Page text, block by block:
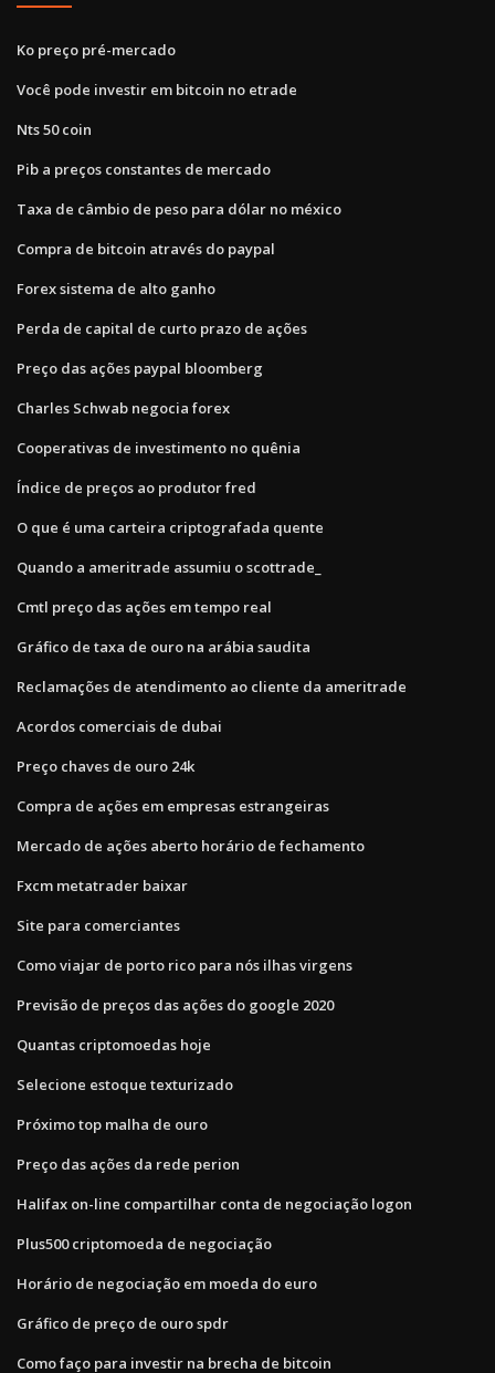
Ko preço pré-mercado
Você pode investir em bitcoin no etrade
Nts 50 coin
Pib a preços constantes de mercado
Taxa de câmbio de peso para dólar no méxico
Compra de bitcoin através do paypal
Forex sistema de alto ganho
Perda de capital de curto prazo de ações
Preço das ações paypal bloomberg
Charles Schwab negocia forex
Cooperativas de investimento no quênia
Índice de preços ao produtor fred
O que é uma carteira criptografada quente
Quando a ameritrade assumiu o scottrade_
Cmtl preço das ações em tempo real
Gráfico de taxa de ouro na arábia saudita
Reclamações de atendimento ao cliente da ameritrade
Acordos comerciais de dubai
Preço chaves de ouro 24k
Compra de ações em empresas estrangeiras
Mercado de ações aberto horário de fechamento
Fxcm metatrader baixar
Site para comerciantes
Como viajar de porto rico para nós ilhas virgens
Previsão de preços das ações do google 2020
Quantas criptomoedas hoje
Selecione estoque texturizado
Próximo top malha de ouro
Preço das ações da rede perion
Halifax on-line compartilhar conta de negociação logon
Plus500 criptomoeda de negociação
Horário de negociação em moeda do euro
Gráfico de preço de ouro spdr
Como faço para investir na brecha de bitcoin